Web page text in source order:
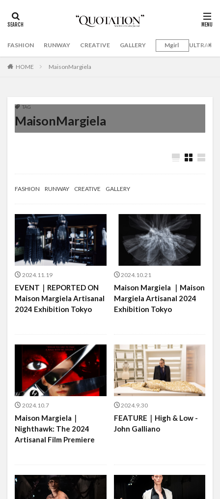
FASHION RUNWAY CREATIVE GALLERY Mgirl
HOME MaisonMargiela
TAG
MaisonMargiela
FASHION RUNWAY CREATIVE GALLERY
2024.11.19
EVENT｜REPORTED ON
Maison Margiela Artisanal
2024 Exhibition Tokyo
2024.10.21
Maison Margiela ｜Maison
Margiela Artisanal 2024
Exhibition Tokyo
2024.10.7
Maison Margiela｜
Nighthawk: The 2024
Artisanal Film Premiere
2024.9.30
FEATURE｜High & Low -
John Galliano